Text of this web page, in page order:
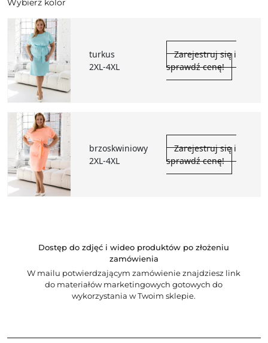
Wybierz kolor
turkus
2XL-4XL
Zarejestruj się i
sprawdź cenę!
brzoskwiniowy
2XL-4XL
Zarejestruj się i
sprawdź cenę!
Dostęp do zdjęć i wideo produktów po złożeniu
zamówienia
W mailu potwierdzającym zamówienie znajdziesz link
do materiałów marketingowych gotowych do
wykorzystania w Twoim sklepie.